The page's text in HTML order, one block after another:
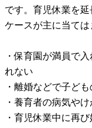
です。育児休業を
ケースが主に当ては
・保育園が満員で
れない
・離婚などで子ど
・養育者の病気や
・育児休業中に再